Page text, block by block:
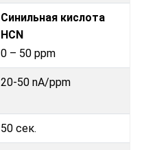
Синильная кислота
HCN
0 – 50 ppm
20-50 nA/ppm
50 сек.